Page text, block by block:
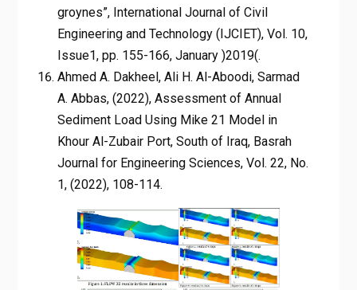
groynes”, International Journal of Civil
Engineering and Technology (IJCIET), Vol. 10,
Issue1, pp. 155-166, January )2019(.
Ahmed A. Dakheel, Ali H. Al-Aboodi, Sarmad
A. Abbas, (2022), Assessment of Annual
Sediment Load Using Mike 21 Model in
Khour Al-Zubair Port, South of Iraq, Basrah
Journal for Engineering Sciences, Vol. 22, No.
1, (2022), 108-114.